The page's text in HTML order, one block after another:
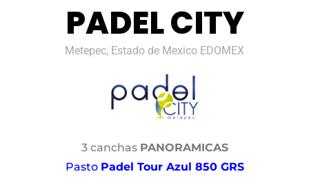
PADEL CITY
Metepec, Estado de Mexico EDOMEX
3 canchas PANORAMICAS
Pasto Padel Tour Azul 850 GRS